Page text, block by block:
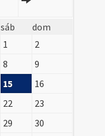
sáb
dom
1
2
8
9
15
16
22
23
29
30